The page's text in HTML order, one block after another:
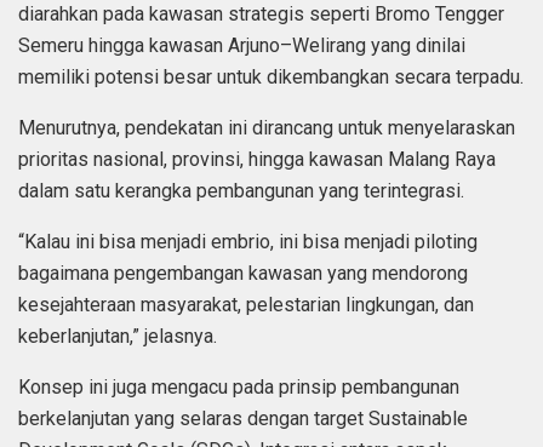
diarahkan pada kawasan strategis seperti Bromo Tengger
Semeru hingga kawasan Arjuno–Welirang yang dinilai
memiliki potensi besar untuk dikembangkan secara terpadu.
Menurutnya, pendekatan ini dirancang untuk menyelaraskan
prioritas nasional, provinsi, hingga kawasan Malang Raya
dalam satu kerangka pembangunan yang terintegrasi.
“Kalau ini bisa menjadi embrio, ini bisa menjadi piloting
bagaimana pengembangan kawasan yang mendorong
kesejahteraan masyarakat, pelestarian lingkungan, dan
keberlanjutan,” jelasnya.
Konsep ini juga mengacu pada prinsip pembangunan
berkelanjutan yang selaras dengan target Sustainable